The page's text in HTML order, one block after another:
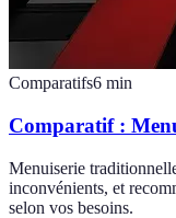
Comparatifs6 min
Comparatif :
Menuiserie
inconvénients, et
selon vos besoins.